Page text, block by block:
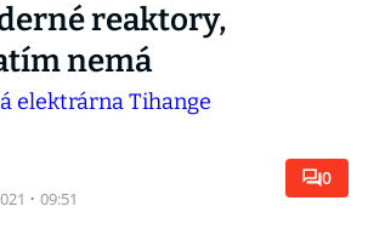
reaktory,
nemá
· 09:51
0